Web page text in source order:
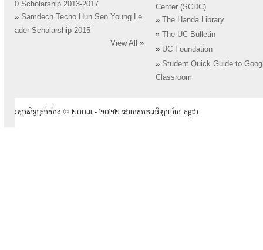
0 Scholarship 2013-2017
» Samdech Techo Hun Sen Young Le
ader Scholarship 2015
View All
»
Center (SCDC)
»
The Handa Library
»
The UC Bulletin
» UC Foundation
» Student Quick Guide to
Classroom
រក្សាសិទ្ធគ្រប់យ៉ាង ​© ២០០៣ -​ ២០២២ ដោយសាកលវិទ្យាល័យ កម្ពុជា